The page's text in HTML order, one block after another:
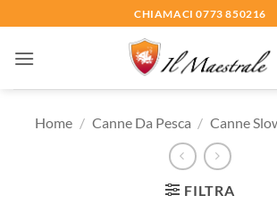
ai
contenuti
CHIAMACI 0773 850216
Home / Canne Da Pesca / Canne
FILTRA